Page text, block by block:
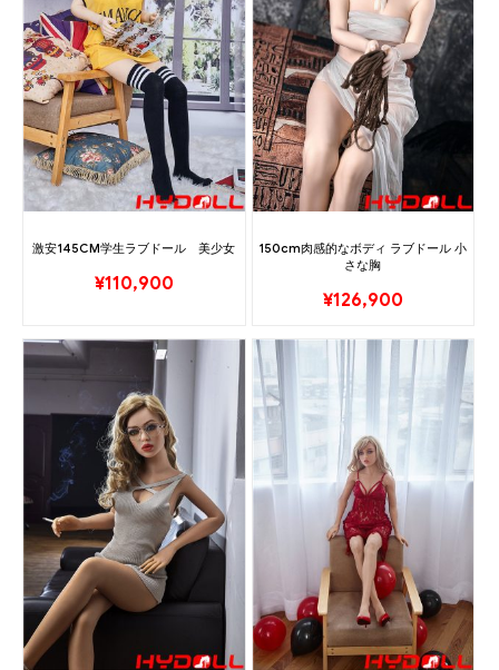
激安145CM学生ラブドール 美少女
¥110,900
150cm肉感的なボディ ラブドール 小
さな胸
¥126,900